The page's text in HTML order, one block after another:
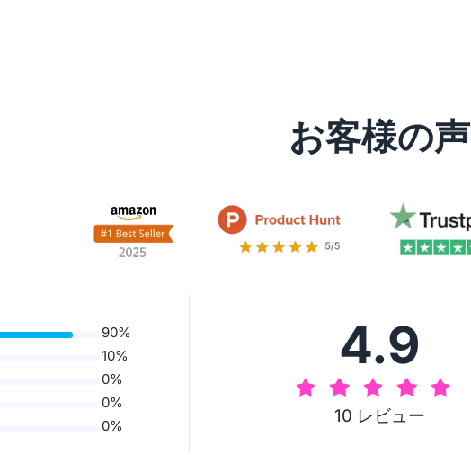
お客様の声
90%
10%
0%
0%
0%
4.9
10 レビュー